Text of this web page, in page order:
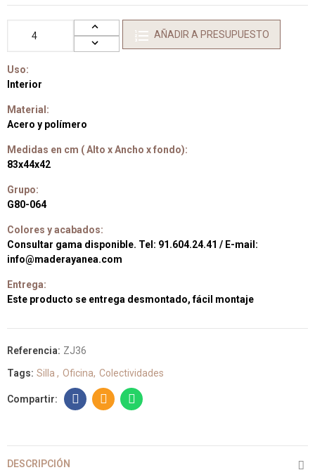
AÑADIR A PRESUPUESTO
Uso:
Interior
Material:
Acero y polímero
Medidas en cm ( Alto x Ancho x fondo):
83x44x42
Grupo:
G80-064
Colores y acabados:
Consultar gama disponible. Tel: 91.604.24.41 / E-mail:
info@maderayanea.com
Entrega:
Este producto se entrega desmontado, fácil montaje
Referencia: ZJ36
Tags: Silla Oficina Colectividades
DESCRIPCIÓN